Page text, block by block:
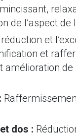
de l’aspect de
réduction et
et
amélioration de
dos :